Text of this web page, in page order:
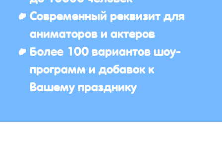
Современный реквизит для
аниматоров и актеров
Более 100 вариантов шоу-
программ и добавок к
Вашему празднику